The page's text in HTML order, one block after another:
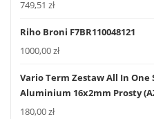
749,51 zł
Riho Broni F7BR110048121
1000,00zł
Vario Term Zestaw All In One
Aluminium 16x2mm Prosty
180,00zł